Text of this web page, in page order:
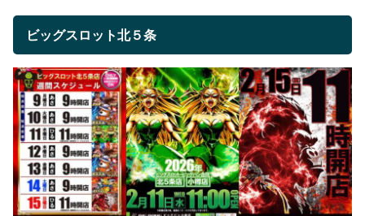
ビッグスロット北５条